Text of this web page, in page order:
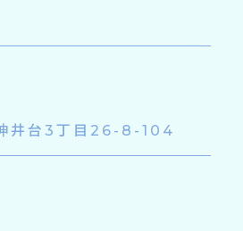
井台3丁目26-8-104